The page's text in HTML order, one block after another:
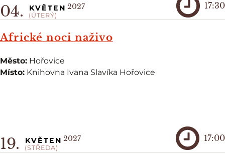
Africké noci naživo
04. KVĚTEN
(ÚTERÝ)
2027 17:30
Město: Hořovice
Místo: Knihovna Ivana Slavíka Hořovice
19. KVĚTEN
(STŘEDA)
2027 17:00